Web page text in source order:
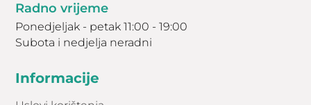
Radno vrijeme
Ponedjeljak - petak 11:00 - 19:00
Subota i nedjelja neradni
Informacije